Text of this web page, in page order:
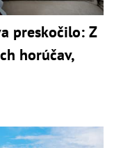
preskočilo: Z
horúčav,